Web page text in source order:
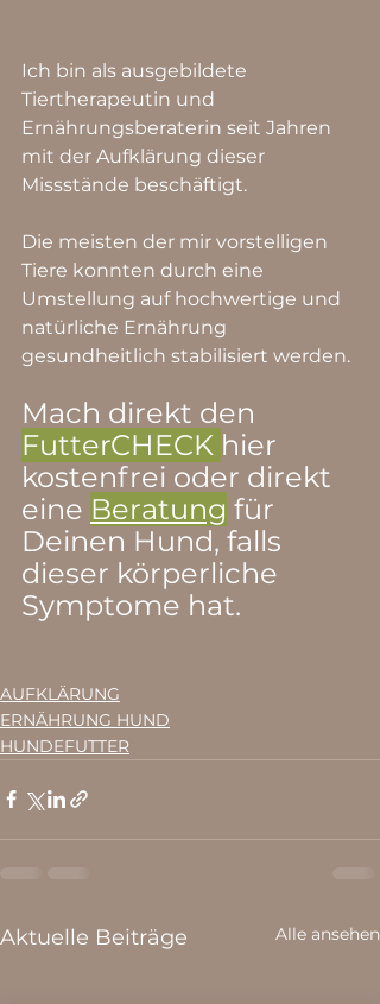
Ich bin als ausgebildete
Tiertherapeutin und
Ernährungsberaterin seit Jahren
mit der Aufklärung dieser
Missstände beschäftigt.
Die meisten der mir vorstelligen
Tiere konnten durch eine
Umstellung auf hochwertige und
natürliche Ernährung
gesundheitlich stabilisiert werden.
Mach direkt den
FutterCHECK hier
kostenfrei oder direkt
eine Beratung für
Deinen Hund, falls
dieser körperliche
Symptome hat.
AUFKLÄRUNG
ERNÄHRUNG HUND
HUNDEFUTTER
Aktuelle Beiträge Alle ansehen